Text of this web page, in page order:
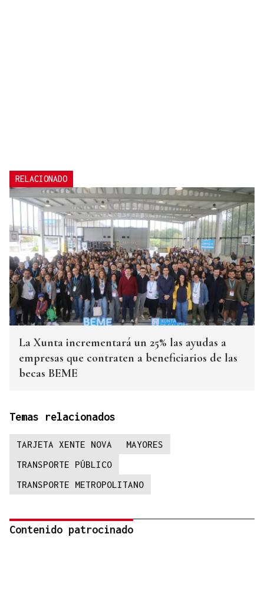
RELACIONADO
La Xunta incrementará un 25% las ayudas a
empresas que contraten a beneficiarios de las
becas BEME
Temas relacionados
TARJETA XENTE NOVA
MAYORES
TRANSPORTE PÚBLICO
TRANSPORTE METROPOLITANO
Contenido patrocinado